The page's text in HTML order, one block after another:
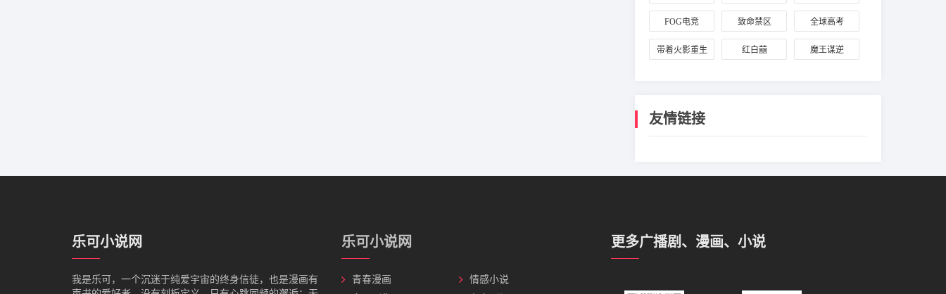
大佬捡走后
FOG电竞 致命禁区 全球高考
带着火影重生 红白囍 魔王谋逆
友情链接
乐可小说网
我是‌乐可，一个沉迷于纯爱宇宙的终身信徒，也是漫画有
乐可小说网
青春漫画
情感小说
更多广播剧、漫画、小说